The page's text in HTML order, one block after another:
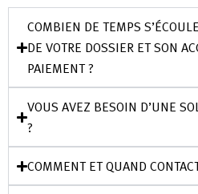
COMBIEN DE TEMPS
DE VOTRE DOSSIER ET SON
PAIEMENT ?
VOUS AVEZ BESOIN D’UNE
?
COMMENT ET QUAND